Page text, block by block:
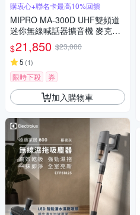
購衷心+聯名卡最高10%回饋
MIPRO MA-300D UHF雙頻道
迷你無線喊話器擴音機 麥克風
使用AA電池供電
$21,850 $23,000
5 (1)
限時下殺 券
加入購物車